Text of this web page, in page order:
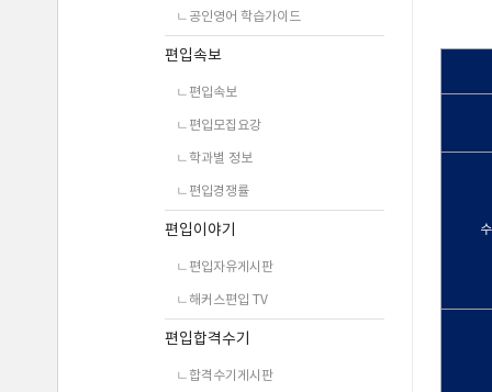
ㄴ공인영어 학습가이드
편입속보
ㄴ편입속보
ㄴ편입모집요강
ㄴ학과별 정보
ㄴ편입경쟁률
편입이야기
ㄴ편입자유게시판
ㄴ해커스편입 TV
편입합격수기
ㄴ합격수기게시판